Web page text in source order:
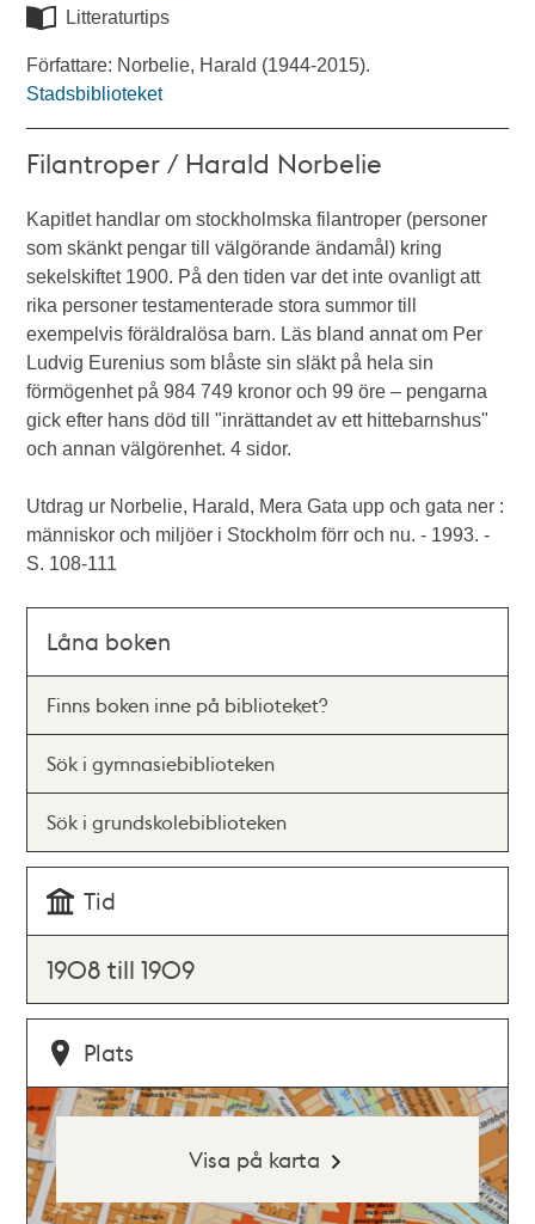
Litteraturtips
Författare: Norbelie, Harald (1944-2015).
Stadsbiblioteket
Filantroper / Harald Norbelie
Kapitlet handlar om stockholmska filantroper (personer
som skänkt pengar till välgörande ändamål) kring
sekelskiftet 1900. På den tiden var det inte ovanligt att
rika personer testamenterade stora summor till
exempelvis föräldralösa barn. Läs bland annat om Per
Ludvig Eurenius som blåste sin släkt på hela sin
förmögenhet på 984 749 kronor och 99 öre – pengarna
gick efter hans död till "inrättandet av ett hittebarnshus"
och annan välgörenhet. 4 sidor.
Utdrag ur Norbelie, Harald, Mera Gata upp och gata ner :
människor och miljöer i Stockholm förr och nu. - 1993. -
S. 108-111
Låna boken
Finns boken inne på biblioteket?
Sök i gymnasiebiblioteken
Sök i grundskolebiblioteken
Tid
1908 till 1909
Plats
Visa på karta